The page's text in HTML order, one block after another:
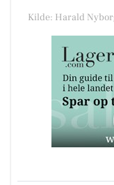
Kilde: Harald